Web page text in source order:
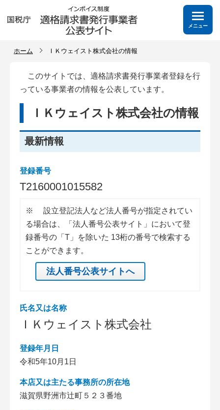
メニュー
ホーム ＩＫウェイスト株式会社の情報
このサイトでは、適格請求書発行事業者登録を行
っている事業者の情報を公表しています。
ＩＫウェイスト株式会社の情報
最新情報
登録番号
T2160001015582
※
設立登記法人など法人番号が指定されてい
る場合は、「法人番号公表サイト」において登
録番号の「T」を除いた 13桁の番号で検索する
ことができます。
法人番号公表サイトへ
氏名又は名称
ＩＫウェイスト株式会社
登録年月日
令和5年10月1日
本店又は主たる事務所の所在地
滋賀県野洲市辻町５２３番地